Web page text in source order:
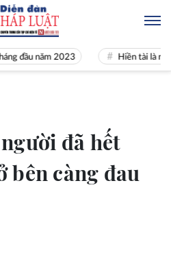
năm 2023 Hiền tài là nguyên khí
đã hết
bên càng đau